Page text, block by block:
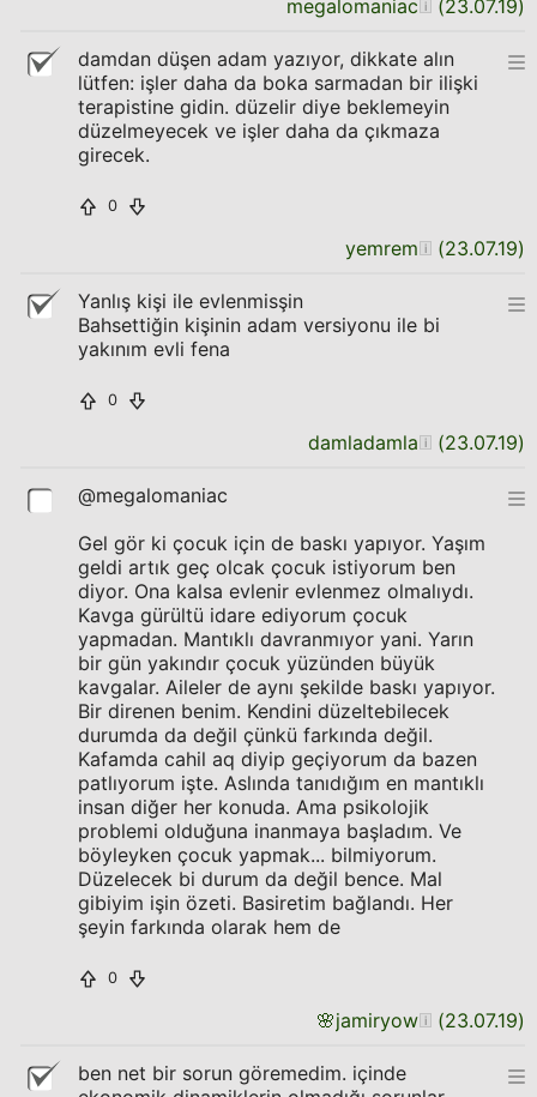
megalomaniac (23.07.19)
damdan düşen adam yazıyor, dikkate alın
lütfen: işler daha da boka sarmadan bir ilişki
terapistine gidin. düzelir diye beklemeyin
düzelmeyecek ve işler daha da çıkmaza
girecek.
0
yemrem (23.07.19)
Yanlış kişi ile evlenmisşin
Bahsettiğin kişinin adam versiyonu ile bi
yakınım evli fena
0
damladamla (23.07.19)
@megalomaniac
Gel gör ki çocuk için de baskı yapıyor. Yaşım
geldi artık geç olcak çocuk istiyorum ben
diyor. Ona kalsa evlenir evlenmez olmalıydı.
Kavga gürültü idare ediyorum çocuk
yapmadan. Mantıklı davranmıyor yani. Yarın
bir gün yakındır çocuk yüzünden büyük
kavgalar. Aileler de aynı şekilde baskı yapıyor.
Bir direnen benim. Kendini düzeltebilecek
durumda da değil çünkü farkında değil.
Kafamda cahil aq diyip geçiyorum da bazen
patlıyorum işte. Aslında tanıdığım en mantıklı
insan diğer her konuda. Ama psikolojik
problemi olduğuna inanmaya başladım. Ve
böyleyken çocuk yapmak... bilmiyorum.
Düzelecek bi durum da değil bence. Mal
gibiyim işin özeti. Basiretim bağlandı. Her
şeyin farkında olarak hem de
0
🌸jamiryow (23.07.19)
ben net bir sorun göremedim. içinde